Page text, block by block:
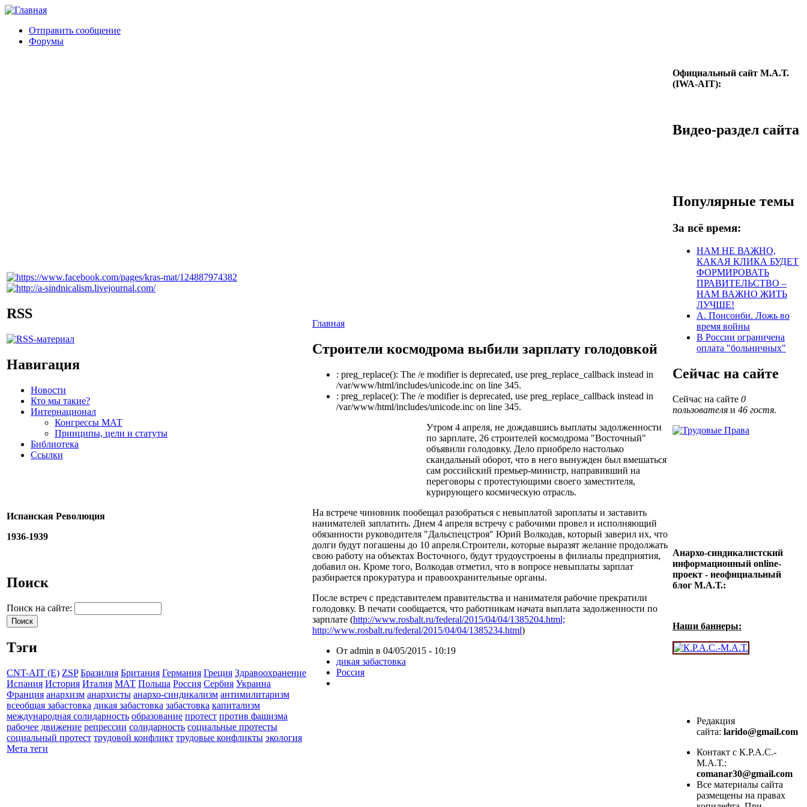
Отправить сообщение
Форумы
RSS
Навигация
Новости
Кто мы такие?
Интернационал
Конгрессы МАТ
Принципы, цели и статуты
Библиотека
Ссылки
Испанская Революция
1936-1939
Поиск
Поиск на сайте:
Тэги
CNT-AIT (E) ZSP Бразилия Британия Германия Греция Здравоохранение
Испания История Италия МАТ Польша Россия Сербия Украина
Франция анархизм анархисты анархо-синдикализм антимилитаризм
всеобщая забастовка дикая забастовка забастовка капитализм
международная солидарность образование протест против фашизма
рабочее движение репрессии солидарность социальные протесты
социальный протест трудовой конфликт трудовые конфликты экология
Мета теги
Главная
Строители космодрома выбили зарплату голодовкой
: preg_replace(): The /e modifier is deprecated, use preg_replace_callback instead in
/var/www/html/includes/unicode.inc on line 345.
: preg_replace(): The /e modifier is deprecated, use preg_replace_callback instead in
/var/www/html/includes/unicode.inc on line 345.
Утром 4 апреля, не дождавшись выплаты задолженности
по зарплате, 26 строителей космодрома "Восточный"
объявили голодовку. Дело приобрело настолько
скандальный оборот, что в него вынужден был вмешаться
сам российский премьер-министр, направивший на
переговоры с протестующими своего заместителя,
курирующего космическую отрасль.
На встрече чиновник пообещал разобраться с невыплатой зароплаты и заставить
нанимателей заплатить. Днем 4 апреля встречу с рабочими провел и исполняющий
обязанности руководителя "Дальспецстроя" Юрий Волкодав, который заверил их, что
долги будут погашены до 10 апреля.Строители, которые выразят желание продолжать
свою работу на объектах Восточного, будут трудоустроены в филиалы предприятия,
добавил он. Кроме того, Волкодав отметил, что в вопросе невыплаты зарплат
разбирается прокуратура и правоохранительные органы.
После встреч с представителем правительства и нанимателя рабочие прекратили
голодовку. В печати сообщается, что работникам начата выплата задолженности по
зарплате (http://www.rosbalt.ru/federal/2015/04/04/1385204.html;
http://www.rosbalt.ru/federal/2015/04/04/1385234.html)
От admin в 04/05/2015 - 10:19
дикая забастовка
Россия
Официальный сайт М.А.Т.
(IWA-AIT):
Видео-раздел сайта
Популярные темы
За всё время:
НАМ НЕ ВАЖНО,
КАКАЯ КЛИКА БУДЕТ
ФОРМИРОВАТЬ
ПРАВИТЕЛЬСТВО –
НАМ ВАЖНО ЖИТЬ
ЛУЧШЕ!
А. Понсонби. Ложь во
время войны
В России ограничена
оплата "больничных"
Сейчас на сайте
Сейчас на сайте 0
пользователя и 46 гостя.
Анархо-синдикалистский
информационный online-
проект - неофициальный
блог М.А.Т.:
Наши баннеры:
Редакция
сайта: larido@gmail.com
Контакт с К.Р.А.С.-
М.А.Т.:
comanar30@gmail.com
Все материалы сайта
размещены на правах